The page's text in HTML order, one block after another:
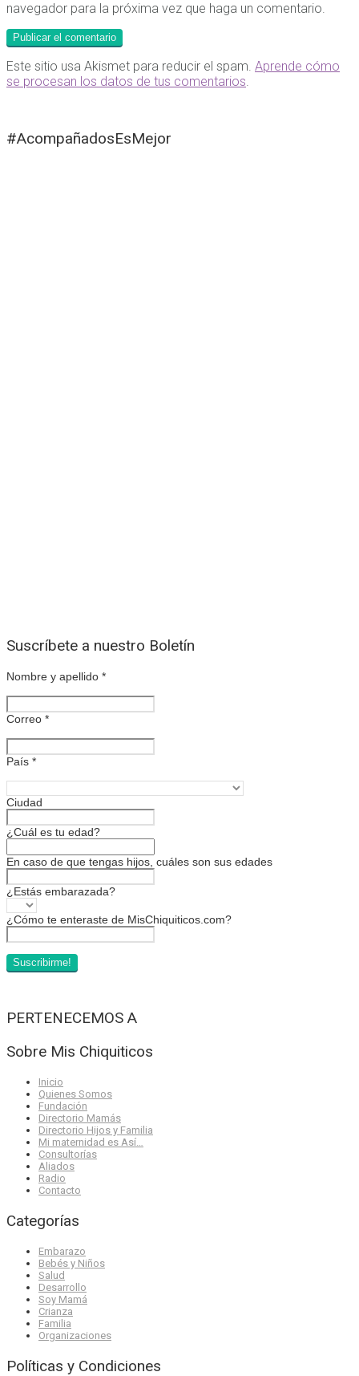
navegador para la próxima vez que haga un comentario.
Este sitio usa Akismet para reducir el spam. Aprende cómo
se procesan los datos de tus comentarios
#AcompañadosEsMejor
Suscríbete a nuestro Boletín
Nombre y apellido *
Correo *
País *
Ciudad
¿Cuál es tu edad?
En caso de que tengas hijos, cuáles son sus edades
¿Estás embarazada?
¿Cómo te enteraste de MisChiquiticos.com?
PERTENECEMOS A
Sobre Mis Chiquiticos
Inicio
Quienes Somos
Fundación
Directorio Mamás
Directorio Hijos y Familia
Mi maternidad es Así…
Consultorías
Aliados
Radio
Contacto
Categorías
Embarazo
Bebés y Niños
Salud
Desarrollo
Soy Mamá
Crianza
Familia
Organizaciones
Políticas y Condiciones